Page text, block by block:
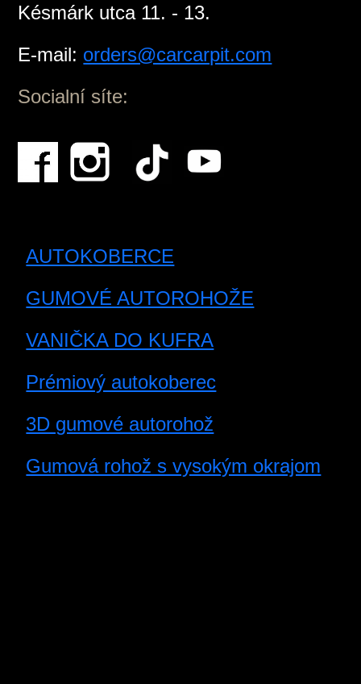
Késmárk utca 11. - 13.
E-mail: orders@carcarpit.com
Socialní síte:
AUTOKOBERCE
GUMOVÉ AUTOROHOŽE
VANIČKA DO KUFRA
Prémiový autokoberec
3D gumové autorohož
Gumová rohož s vysokým okrajom